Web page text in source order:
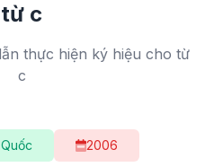
từ c
thực hiện ký hiệu cho từ
c
2006